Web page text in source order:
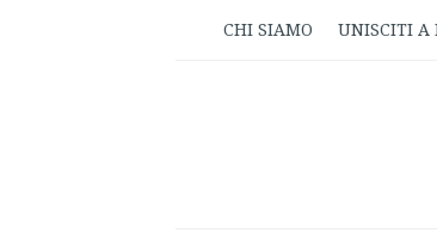
CHI SIAMO UNISCITI A